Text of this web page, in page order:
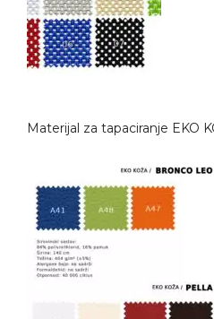
Materijal za tapaciranje EKO